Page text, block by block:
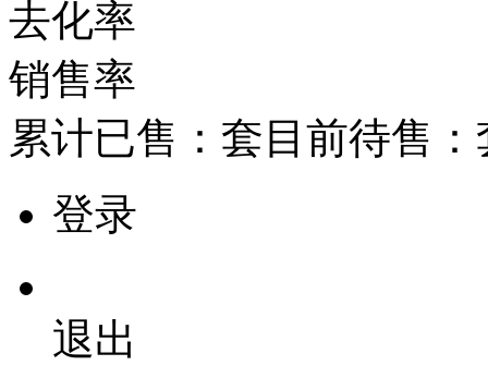
去化率
销售率
累计已售： 套 目前待售：
登录
退出